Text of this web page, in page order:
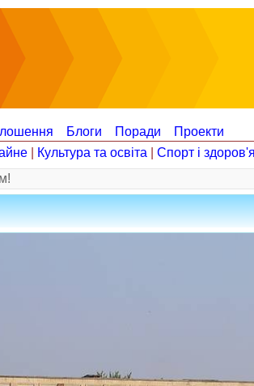
Блоги Поради
Проекти
Культура та освіта Спорт і здоров'я